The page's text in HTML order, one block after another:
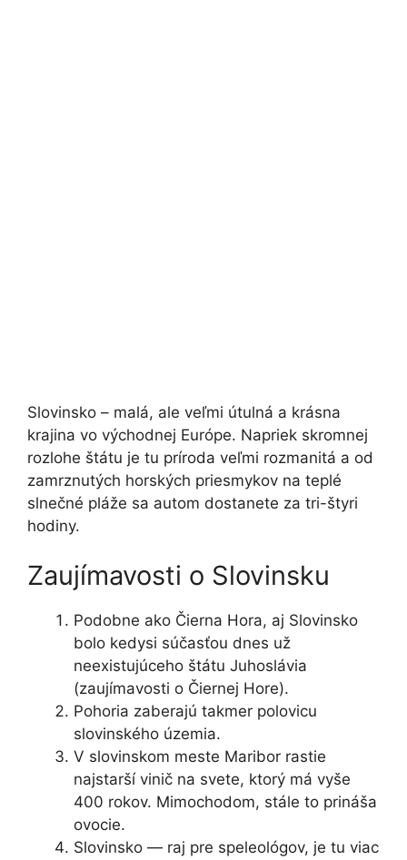
Slovinsko – malá, ale veľmi útulná a krásna
krajina vo východnej Európe. Napriek skromnej
rozlohe štátu je tu príroda veľmi rozmanitá a od
zamrznutých horských priesmykov na teplé
slnečné pláže sa autom dostanete za tri-štyri
hodiny.
Zaujímavosti o Slovinsku
Podobne ako Čierna Hora, aj Slovinsko
bolo kedysi súčasťou dnes už
neexistujúceho štátu Juhoslávia
(zaujímavosti o Čiernej Hore).
Pohoria zaberajú takmer polovicu
slovinského územia.
V slovinskom meste Maribor rastie
najstarší vinič na svete, ktorý má vyše
400 rokov. Mimochodom, stále to prináša
ovocie.
Slovinsko — raj pre speleológov, je tu viac